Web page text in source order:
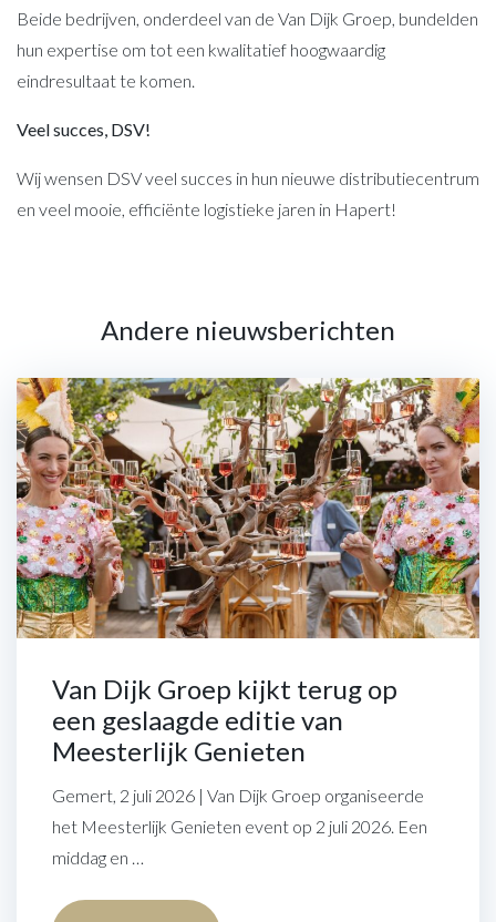
Beide bedrijven, onderdeel van de Van Dijk Groep, bundelden
hun expertise om tot een kwalitatief hoogwaardig
eindresultaat te komen.
Veel succes, DSV!
Wij wensen DSV veel succes in hun nieuwe distributiecentrum
en veel mooie, efficiënte logistieke jaren in Hapert!
Andere nieuwsberichten
Van Dijk Groep kijkt terug op
een geslaagde editie van
Meesterlijk Genieten
Gemert, 2 juli 2026 | Van Dijk Groep organiseerde
het Meesterlijk Genieten event op 2 juli 2026. Een
middag en …